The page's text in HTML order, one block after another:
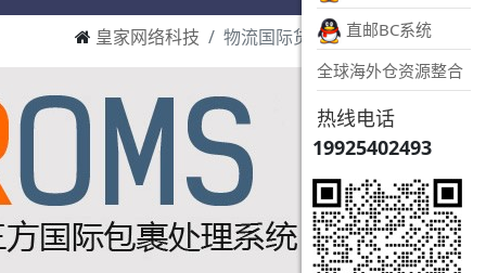
皇家网络科技 物流国际货代系统直邮BC系统
全球海外仓资源整合
热线电话
19925402493